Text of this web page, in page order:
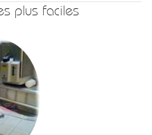
plus faciles